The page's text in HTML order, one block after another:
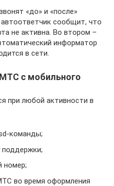
«до» и «после»
сообщит, что
не активна. Во втором –
информатор
в сети.
с мобильного
при любой активности в
команды;
поддержки;
номер;
во время оформления